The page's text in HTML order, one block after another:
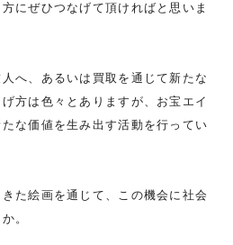
にぜひつなげて頂ければと思いま
へ、あるいは買取を通じて新たな
方は色々とありますが、お宝エイ
な価値を生み出す活動を行ってい
た絵画を通じて、この機会に社会
。